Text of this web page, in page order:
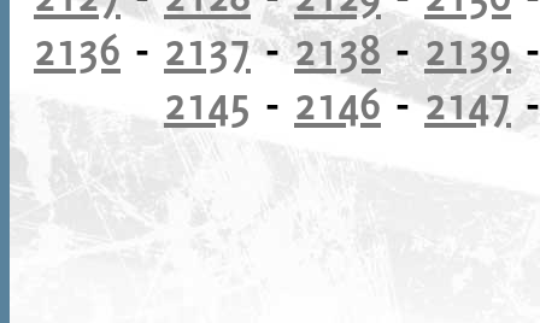
2136 - 2137-2138- 2139
2145 - 2146-2147